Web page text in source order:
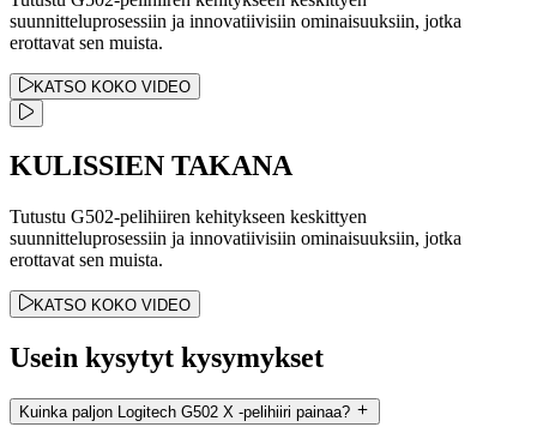
suunnitteluprosessiin ja innovatiivisiin ominaisuuksiin, jotka
erottavat sen muista.
KATSO KOKO VIDEO
KULISSIEN TAKANA
Tutustu G502-pelihiiren kehitykseen keskittyen
suunnitteluprosessiin ja innovatiivisiin ominaisuuksiin, jotka
erottavat sen muista.
KATSO KOKO VIDEO
Usein kysytyt kysymykset
Kuinka paljon Logitech G502 X -pelihiiri painaa?